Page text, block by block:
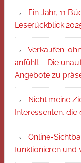
Ein Jahr, 11
Leserückblick
Verkaufen,
anfühlt – Die
Angebote zu
Nicht meine
Interessenten, die
Online-
funktionieren und